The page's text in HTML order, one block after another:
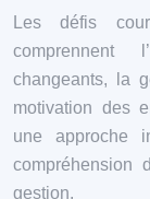
Les défis
comprennent
changeants, la
motivation des
une approche
compréhension
gestion.